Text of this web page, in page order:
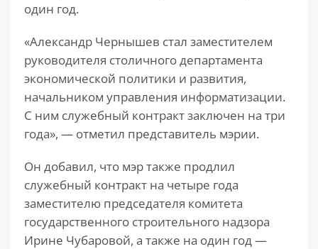
один год.
«Александр Чернышев стал заместителем
руководителя столичного департамента
экономической политики и развития,
начальником управления информатизации.
С ним служебный контракт заключен на три
года», — отметил представитель мэрии.
Он добавил, что мэр также продлил
служебный контракт на четыре года
заместителю председателя комитета
государственного строительного надзора
Ирине Чубаровой, а также на один год —